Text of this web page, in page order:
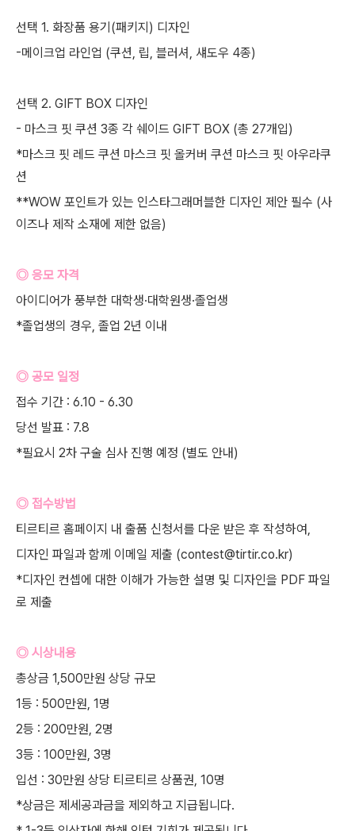
선택 1. 화장품 용기(패키지) 디자인
-메이크업 라인업 (쿠션, 립, 블러셔, 섀도우 4종)
선택 2. GIFT BOX 디자인
- 마스크 핏 쿠션 3종 각 쉐이드 GIFT BOX (총 27개입)
*마스크 핏 레드 쿠션 마스크 핏 올커버 쿠션 마스크 핏 아우라쿠
션
**WOW 포인트가 있는 인스타그래머블한 디자인 제안 필수 (사
이즈나 제작 소재에 제한 없음)
◎ 응모 자격
아이디어가 풍부한 대학생·대학원생·졸업생
*졸업생의 경우, 졸업 2년 이내
◎ 공모 일정
접수 기간 : 6.10 - 6.30
당선 발표 : 7.8
*필요시 2차 구술 심사 진행 예정 (별도 안내)
◎ 접수방법
티르티르 홈페이지 내 출품 신청서를 다운 받은 후 작성하여,
디자인 파일과 함께 이메일 제출 (contest@tirtir.co.kr)
*디자인 컨셉에 대한 이해가 가능한 설명 및 디자인을 PDF 파일
로 제출
◎ 시상내용
총상금 1,500만원 상당 규모
1등 : 500만원, 1명
2등 : 200만원, 2명
3등 : 100만원, 3명
입선 : 30만원 상당 티르티르 상품권, 10명
*상금은 제세공과금을 제외하고 지급됩니다.